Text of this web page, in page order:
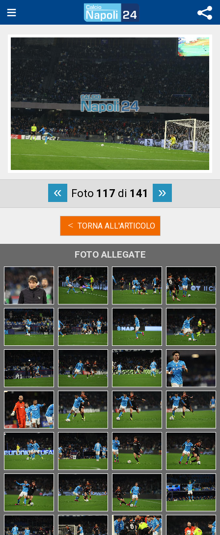
« Foto 117 di 141 »
< TORNA ALL'ARTICOLO
FOTO ALLEGATE